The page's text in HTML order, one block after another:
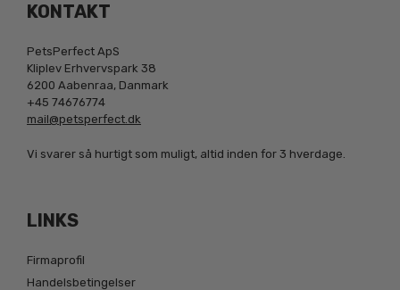
KONTAKT
PetsPerfect ApS
Kliplev Erhvervspark 38
6200 Aabenraa, Danmark
+45 74676774
mail@petsperfect.dk
Vi svarer så hurtigt som muligt, altid inden for 3 hverdage.
LINKS
Firmaprofil
Handelsbetingelser